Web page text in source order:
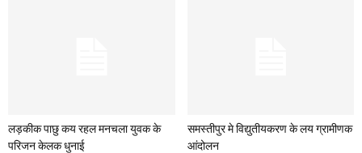
लड़कीक पाछु कय रहल मनचला युवक के
परिजन केलक धुनाई
समस्तीपुर मे विद्युतीयकरण के लय ग्रामीणक
आंदोलन